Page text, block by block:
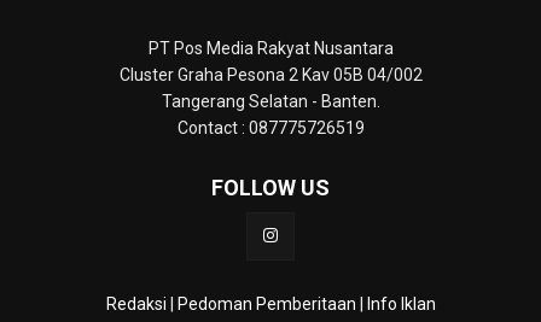
PT Pos Media Rakyat Nusantara
Cluster Graha Pesona 2 Kav 05B 04/002
Tangerang Selatan - Banten.
Contact : 087775726519
FOLLOW US
Redaksi | Pedoman Pemberitaan | Info Iklan